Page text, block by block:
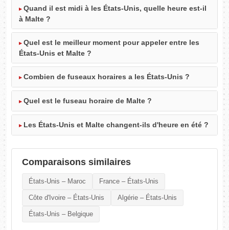
Quand il est midi à les États-Unis, quelle heure est-il
à Malte ?
Quel est le meilleur moment pour appeler entre les
États-Unis et Malte ?
Combien de fuseaux horaires a les États-Unis ?
Quel est le fuseau horaire de Malte ?
Les États-Unis et Malte changent-ils d'heure en été ?
Comparaisons similaires
États-Unis – Maroc France – États-Unis
Côte d'Ivoire – États-Unis Algérie – États-Unis
États-Unis – Belgique